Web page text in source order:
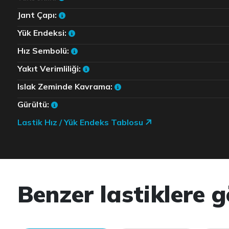
Jant Çapı:
Yük Endeksi:
Hız Sembolü:
Yakıt Verimliliği:
Islak Zeminde Kavrama:
Gürültü:
Lastik Hız / Yük Endeks Tablosu
Benzer lastiklere